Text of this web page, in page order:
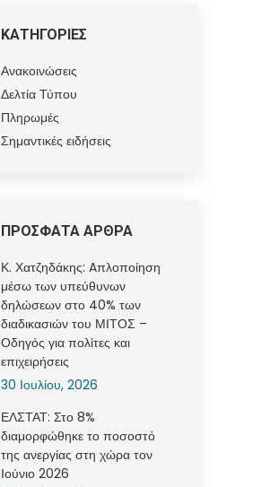
ΚΑΤΗΓΟΡΙΕΣ
Ανακοινώσεις
Δελτία Τύπου
Πληρωμές
Σημαντικές ειδήσεις
ΠΡΟΣΦΑΤΑ ΑΡΘΡΑ
Κ. Χατζηδάκης: Aπλοποίηση
μέσω των υπεύθυνων
δηλώσεων στο 40% των
διαδικασιών του ΜΙΤΟΣ –
Οδηγός για πολίτες και
επιχειρήσεις
30 Ιουλίου, 2026
ΕΛΣΤΑΤ: Στο 8%
διαμορφώθηκε το ποσοστό
της ανεργίας στη χώρα τον
Ιούνιο 2026